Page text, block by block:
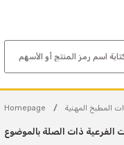
Homepage المطبخ المهنية
الفرعية ذات الصلة بالموضوع